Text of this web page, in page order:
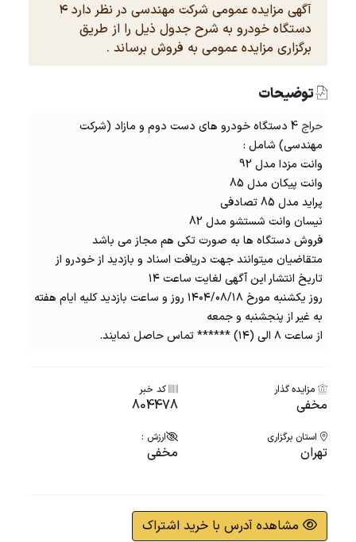
آگهی مزایده عمومی شرکت مهندسی در نظر دارد ۴
دستگاه خودرو به شرح جدول ذیل را از طریق
برگزاری مزایده عمومی به فروش برساند .
توضیحات
حراج
4 دستگاه خودرو های دست دوم و مازاد (شرکت
مهندسی) شامل :
وانت مزدا مدل 92
وانت پیکان مدل 85
پراید مدل 85 تصادفی
نیسان وانت شستشو مدل 82
فروش دستگاه ها به صورت تکی هم مجاز می باشد
متقاضیان میتوانند جهت دریافت اسناد و بازدید از خودرو از
تاریخ انتشار این آگهی لغایت ساعت ۱۴
روز یکشنبه مورخ ۱۴۰۴/۰۸/۱۸ روز و ساعت بازدید کلیه ایام هفته
به غیر از پنجشنبه و جمعه
از ساعت ۸ الی (۱۴) ****** تماس حاصل نمایند.
مزایده گذار
مخفی
کد خبر
804478
استان برگزاری
تهران
ارزش :
مخفی
مشاهده آدرس با خرید اشتراک